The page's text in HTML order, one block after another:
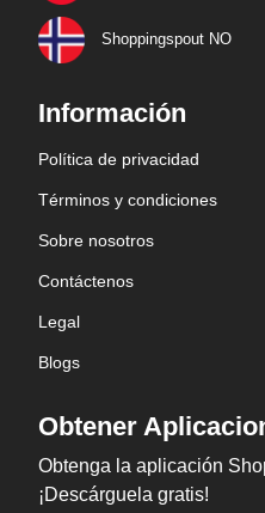
Shoppingspout NO
Información
Política de privacidad
Términos y condiciones
Sobre nosotros
Contáctenos
Legal
Blogs
Obtener
Obtenga la aplicación
¡Descárguela gratis!